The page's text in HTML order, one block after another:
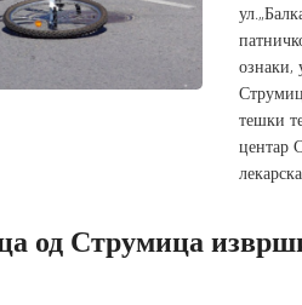
ознаки,
тешки
центар
од Струмица